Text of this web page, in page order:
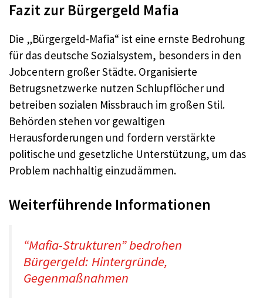
Fazit zur Bürgergeld Mafia
Die „Bürgergeld-Mafia“ ist eine ernste Bedrohung
für das deutsche Sozialsystem, besonders in den
Jobcentern großer Städte. Organisierte
Betrugsnetzwerke nutzen Schlupflöcher und
betreiben sozialen Missbrauch im großen Stil.
Behörden stehen vor gewaltigen
Herausforderungen und fordern verstärkte
politische und gesetzliche Unterstützung, um das
Problem nachhaltig einzudämmen.
Weiterführende Informationen
“Mafia-Strukturen” bedrohen
Bürgergeld: Hintergründe,
Gegenmaßnahmen